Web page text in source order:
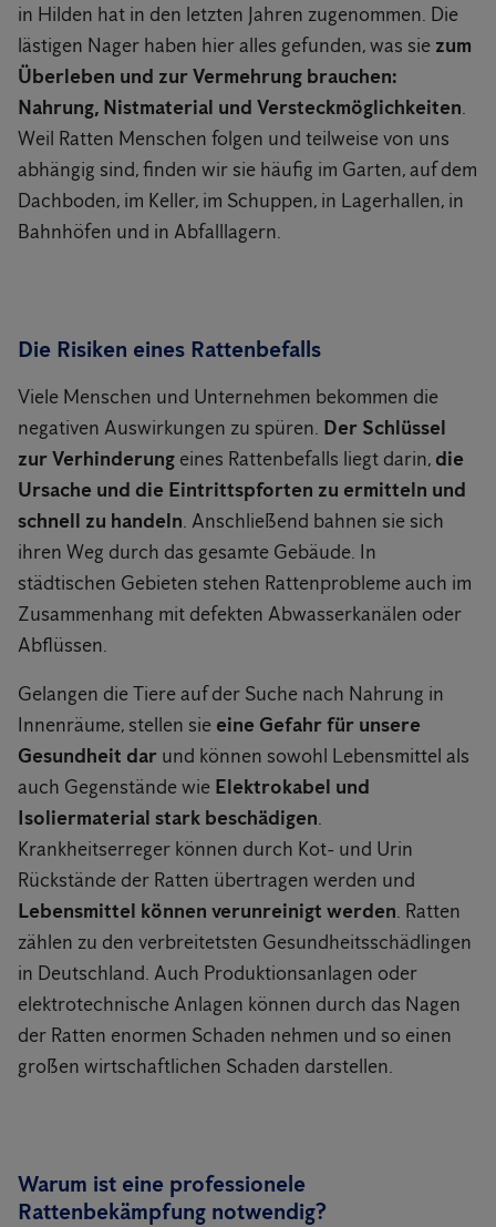
in Hilden hat in den letzten Jahren zugenommen. Die
lästigen Nager haben hier alles gefunden, was sie zum
Überleben und zur Vermehrung brauchen:
Nahrung, Nistmaterial und Versteckmöglichkeiten.
Weil Ratten Menschen folgen und teilweise von uns
abhängig sind, finden wir sie häufig im Garten, auf dem
Dachboden, im Keller, im Schuppen, in Lagerhallen, in
Bahnhöfen und in Abfalllagern.
Die Risiken eines Rattenbefalls
Viele Menschen und Unternehmen bekommen die
negativen Auswirkungen zu spüren. Der Schlüssel
zur Verhinderung eines Rattenbefalls liegt darin, die
Ursache und die Eintrittspforten zu ermitteln und
schnell zu handeln. Anschließend bahnen sie sich
ihren Weg durch das gesamte Gebäude. In
städtischen Gebieten stehen Rattenprobleme auch im
Zusammenhang mit defekten Abwasserkanälen oder
Abflüssen.
Gelangen die Tiere auf der Suche nach Nahrung in
Innenräume, stellen sie eine Gefahr für unsere
Gesundheit dar und können sowohl Lebensmittel als
auch Gegenstände wie Elektrokabel und
Isoliermaterial stark beschädigen.
Krankheitserreger können durch Kot- und Urin
Rückstände der Ratten übertragen werden und
Lebensmittel können verunreinigt werden. Ratten
zählen zu den verbreitetsten Gesundheitsschädlingen
in Deutschland. Auch Produktionsanlagen oder
elektrotechnische Anlagen können durch das Nagen
der Ratten enormen Schaden nehmen und so einen
großen wirtschaftlichen Schaden darstellen.
Warum ist eine professionele
Rattenbekämpfung notwendig?